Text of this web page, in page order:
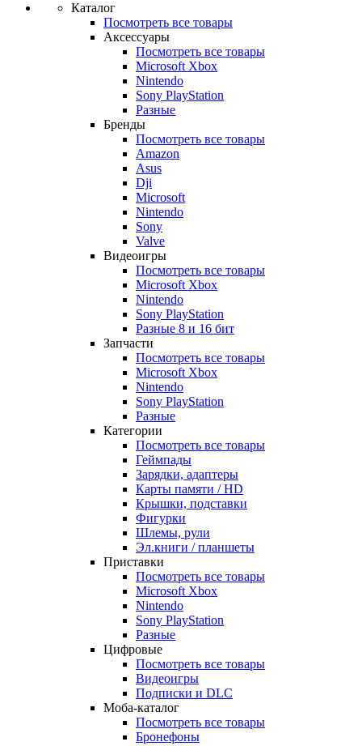
Каталог
Посмотреть все товары
Аксессуары
Посмотреть все товары
Microsoft Xbox
Nintendo
Sony PlayStation
Разные
Бренды
Посмотреть все товары
Amazon
Asus
Dji
Microsoft
Nintendo
Sony
Valve
Видеоигры
Посмотреть все товары
Microsoft Xbox
Nintendo
Sony PlayStation
Разные 8 и 16 бит
Запчасти
Посмотреть все товары
Microsoft Xbox
Nintendo
Sony PlayStation
Разные
Категории
Посмотреть все товары
Геймпады
Зарядки, адаптеры
Карты памяти / HD
Крышки, подставки
Фигурки
Шлемы, рули
Эл.книги / планшеты
Приставки
Посмотреть все товары
Microsoft Xbox
Nintendo
Sony PlayStation
Разные
Цифровые
Посмотреть все товары
Видеоигры
Подписки и DLC
Моба-каталог
Посмотреть все товары
Бронефоны